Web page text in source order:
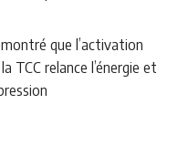
que l’activation
TCC relance l’énergie et